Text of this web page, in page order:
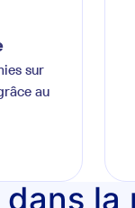
sur
au
la